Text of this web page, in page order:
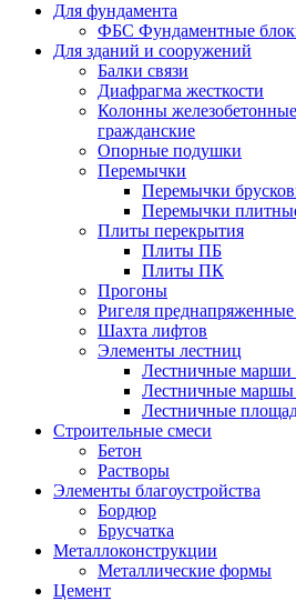
Для фундамента
ФБС Фундаментные
Для зданий и сооружений
Балки связи
Диафрагма жесткости
Колонны
гражданские
Опорные подушки
Перемычки
Перемычки
Перемычки
Плиты перекрытия
Плиты ПБ
Плиты ПК
Прогоны
Ригеля
Шахта лифтов
Элементы лестниц
Лестничные марши
Лестничные
Лестничные
Строительные смеси
Бетон
Растворы
Элементы благоустройства
Бордюр
Брусчатка
Металлоконструкции
Металлические формы
Цемент